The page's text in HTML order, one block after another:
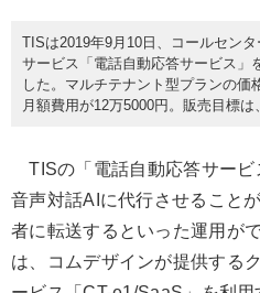
TISは2019年9月10日、コールセン
サービス「電話自動応答サービス」
した。マルチテナント型プランの価
月額費用が12万5000円。販売目標は
TISの「電話自動応答サービ
音声対話AIに代行させること
者に転送するといった運用が
は、コムデザインが提供する